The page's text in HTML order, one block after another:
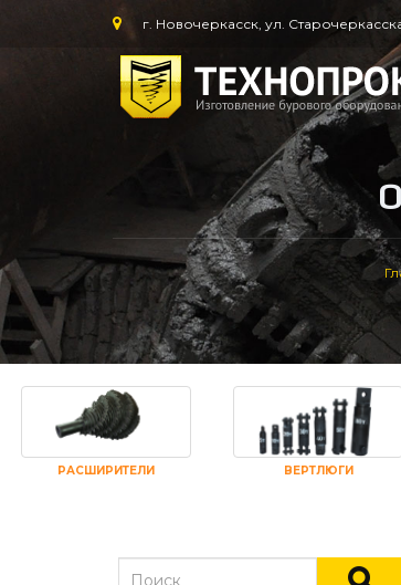
г. Новочеркасск, ул.
РАСШИРИТЕЛИ ВЕРТЛЮГИ